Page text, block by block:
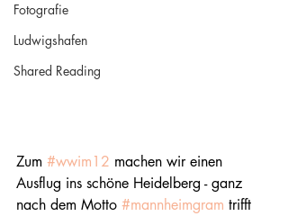
Fotografie
Ludwigshafen
Shared Reading
Zum #wwim12 machen wir einen
Ausflug ins schöne Heidelberg - ganz
nach dem Motto #mannheimgram trifft